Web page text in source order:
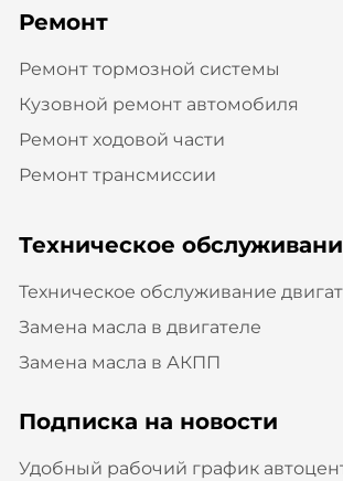
Ремонт
Ремонт тормозной системы
Кузовной ремонт автомобиля
Ремонт ходовой части
Ремонт трансмиссии
Техническое
Техническое обслуживание
Замена масла в двигателе
Замена масла в АКПП
Подписка на новости
Удобный рабочий график